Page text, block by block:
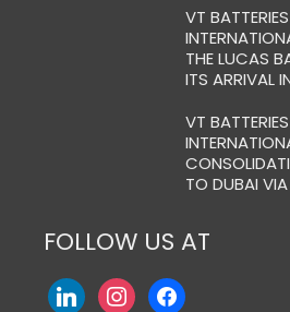
VT
THE LUCAS
ITS ARRIVAL
VT
TO DUBAI
FOLLOW US AT